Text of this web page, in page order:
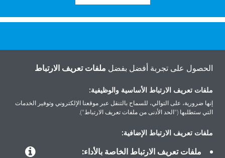
اتصل بنا
المنتجات
الحصول على تجربة أفضل بفضل ملفات تعريف الارتباط
ملفات تعريف الارتباط الأساسية والوظيفية:
إنها ضرورية، على التوالي، للسماح بالتنقل عبر موقعنا الإلكتروني وتوفير الخدمات
التي ستطلبها ("الحد الأدنى من ملفات تعريف الارتباط").
ملفات تعريف الارتباط الإضافية:
ملفات تعريف الارتباط الخاصة بالأداء: